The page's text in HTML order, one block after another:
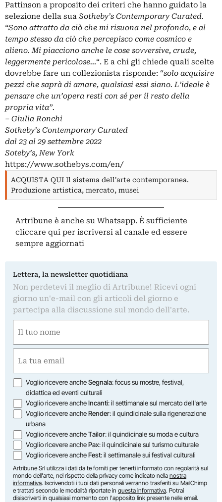
Pattinson a proposito dei criteri che hanno guidato la
selezione della sua Sotheby’s Contemporary Curated.
“Sono attratto da ciò che mi risuona nel profondo, e al
tempo stesso da ciò che percepisco come cosmico e
alieno. Mi piacciono anche le cose sovversive, crude,
leggermente pericolose…“. E a chi gli chiede quali scelte
dovrebbe fare un collezionista risponde: “solo acquisire
pezzi che saprà di amare, qualsiasi essi siano. L’ideale è
pensare che un’opera resti con sé per il resto della
propria vita”.
– Giulia Ronchi
Sotheby’s Contemporary Curated
dal 23 al 29 settembre 2022
Soteby’s, New York
https://www.sothebys.com/en/
ACQUISTA QUI Il sistema dell'arte contemporanea.
Produzione artistica, mercato, musei
Artribune è anche su Whatsapp. È sufficiente
cliccare qui per iscriversi al canale ed essere
sempre aggiornati
Lettera, la newsletter quotidiana
Non perdetevi il meglio di Artribune! Ricevi ogni
giorno un'e-mail con gli articoli del giorno e
partecipa alla discussione sul mondo dell'arte.
(Obbligatorio)
Nome
(Obbligatorio)
Opzioni
Voglio ricevere ancheSegnala: focus su mostre, festival,
didattica ed eventi culturali
Voglio ricevere ancheIncanti: il settimanale sul mercato dell'arte
Voglio ricevere ancheRender: il quindicinale sulla rigenerazione
urbana
Voglio ricevere ancheTailor: il quindicinale su moda e cultura
Voglio ricevere anchePax: il quindicinale sul turismo culturale
Voglio ricevere ancheFest: il settimanale sui festival culturali
Artribune Srl utilizza i dati da te forniti per tenerti informato con regolarità sul
mondo dell'arte, nel rispetto della privacy come indicato nella nostra
informativa. Iscrivendoti i tuoi dati personali verranno trasferiti su MailChimp
e trattati secondo le modalità riportate in questa informativa. Potrai
disiscriverti in qualsiasi momento con l'apposito link presente nelle email.